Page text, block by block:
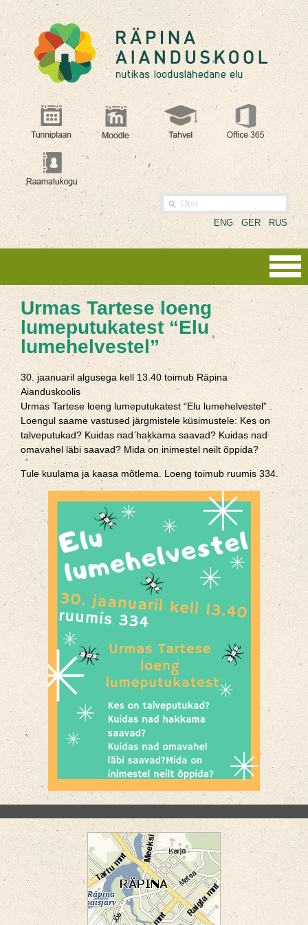
ENG GER RUS
Urmas Tartese loeng
lumeputukatest “Elu
lumehelvestel”
30. jaanuaril algusega kell 13.40 toimub Räpina
Aianduskoolis
Urmas Tartese loeng lumeputukatest “Elu lumehelvestel” .
Loengul saame vastused järgmistele küsimustele: Kes on
talveputukad? Kuidas nad hakkama saavad? Kuidas nad
omavahel läbi saavad? Mida on inimestel neilt õppida?
Tule kuulama ja kaasa mõtlema. Loeng toimub ruumis 334.